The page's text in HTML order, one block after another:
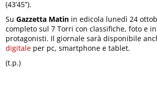
(43’45”).
SuGazzetta Matin in edicola lunedì 24
completo sul 7 Torri con classifiche, foto e
protagonisti. Il giornale sarà disponibile
digitale per pc, smartphone e tablet.
(t.p.)